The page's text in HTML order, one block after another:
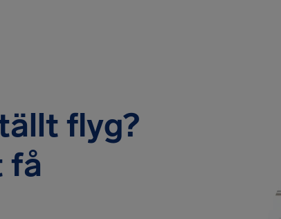
flyg?
få